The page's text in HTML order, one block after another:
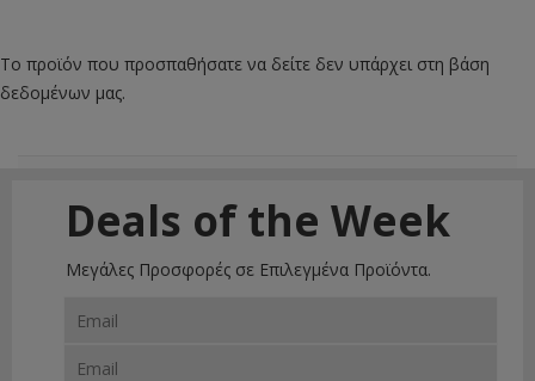
Το προϊόν που προσπαθήσατε να δείτε δεν υπάρχει στη βάση
δεδομένων μας.
Deals of the Week
Μεγάλες Προσφορές σε Επιλεγμένα Προϊόντα.